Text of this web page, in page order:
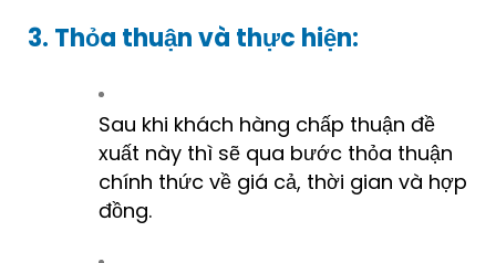
3. Thỏa thuận và thực hiện:
Sau khi khách hàng chấp thuận đề
xuất này thì sẽ qua bước thỏa thuận
chính thức về giá cả, thời gian và hợp
đồng.